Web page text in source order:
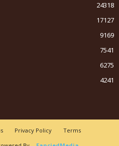
24318
17127
9169
7541
6275
4241
Privacy Policy
Terms